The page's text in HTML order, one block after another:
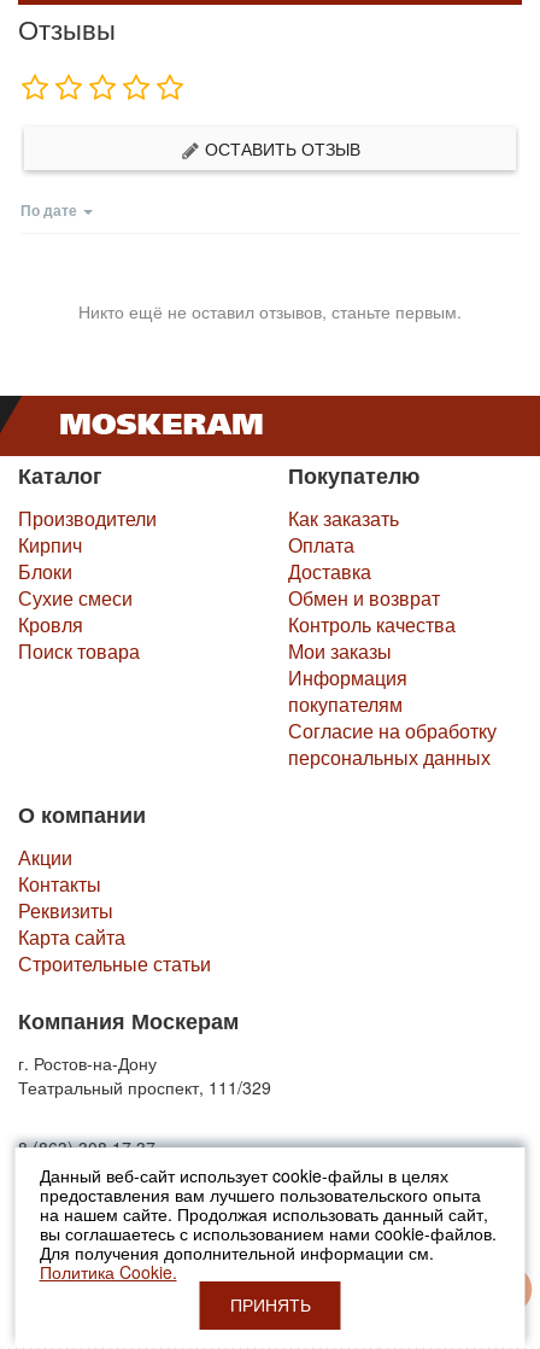
Данный веб-сайт использует cookie-файлы в целях
предоставления вам лучшего пользовательского опыта
на нашем сайте. Продолжая использовать данный сайт,
вы соглашаетесь с использованием нами cookie-файлов.
Для получения дополнительной информации см.
Политика Cookie.
ПРИНЯТЬ
Отзывы
ОСТАВИТЬ ОТЗЫВ
По дате
Никто ещё не оставил отзывов, станьте первым.
Каталог
Производители
Кирпич
Блоки
Сухие смеси
Кровля
Поиск товара
Покупателю
Как заказать
Оплата
Доставка
Обмен и возврат
Контроль качества
Мои заказы
Информация
покупателям
Согласие на обработку
персональных данных
О компании
Акции
Контакты
Реквизиты
Карта сайта
Строительные статьи
Компания Москерам
г. Ростов-на-Дону
Театральный проспект, 111/329
8 (863) 308 17 37
© 2010-2026 Москерам
Указанные на сайте цены не являются публичной офертой (ст.435 ГК
РФ).
Стоимость и наличие товара просьба уточнять в офисах продаж....